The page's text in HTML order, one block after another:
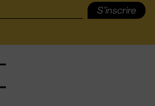
S'inscrire